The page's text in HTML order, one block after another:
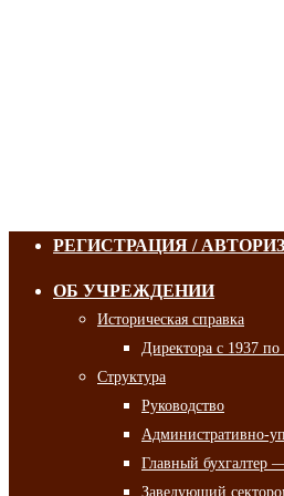
РЕГИСТРАЦИЯ /
ОБ УЧРЕЖДЕНИИ
Историческая справка
Директора с 1937
Структура
Руководство
Административно-
Главный бухгалтер
Заведующий